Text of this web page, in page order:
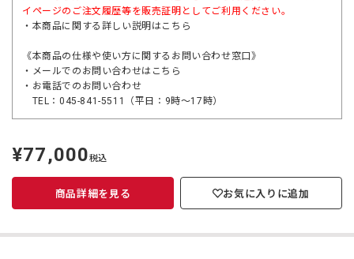
イページのご注文履歴等を販売証明としてご利用ください。
・本商品に関する詳しい説明はこちら
《本商品の仕様や使い方に関するお問い合わせ窓口》
・メールでのお問い合わせは こちら
・お電話でのお問い合わせ
TEL：045-841-5511（平日：9時～17時）
定
価
¥77,000税込
商品詳細を見る お気に入りに追加